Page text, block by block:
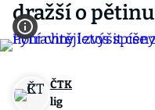
dražší o pětinu
ČTK
lig